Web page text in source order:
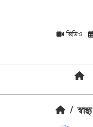
ভিডিও
/ স্বাস্থ্য